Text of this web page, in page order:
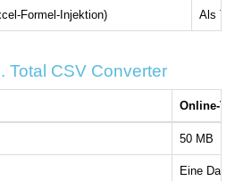
Formel-Injektion) Als
Total CSV Converter
Online-
50 MB
Eine